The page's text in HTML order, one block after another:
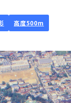
高度500m